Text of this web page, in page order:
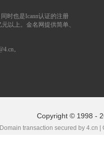
时也是Icann认证的注册
以上。金名网提供简单、
。
Copyright © 1998 -
Domain transaction secured by 4.cn